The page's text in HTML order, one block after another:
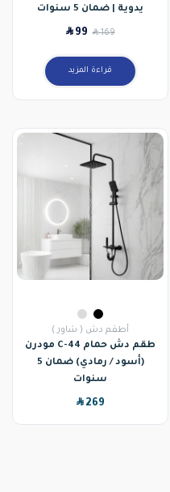
يدوية | ضمان 5 سنوات
SAR169
SAR99
قراءة المزيد
أطقم دش ( شاور )
طقم دش حمام C-44 مودرن
(أسود / رمادي) ضمان 5
سنوات
SAR269